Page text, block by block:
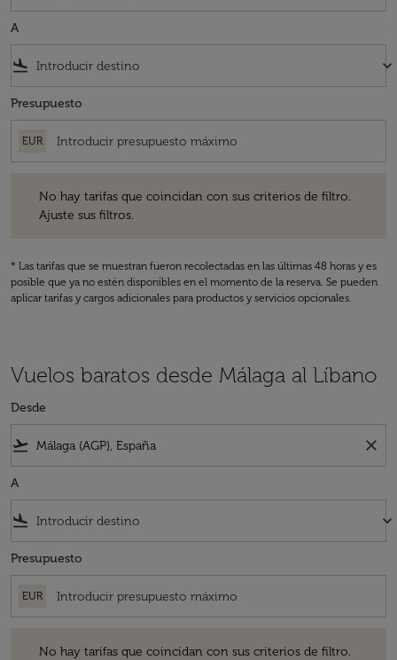
A
flight_land keyboard_arrow_down
Presupuesto
EUR
No hay tarifas que coincidan con sus criterios de filtro.
Ajuste sus filtros.
* Las tarifas que se muestran fueron recolectadas en las últimas 48 horas y es
posible que ya no estén disponibles en el momento de la reserva. Se pueden
aplicar tarifas y cargos adicionales para productos y servicios opcionales.
Vuelos baratos desde Málaga al Líbano
Desde
flight_takeoff close
A
flight_land keyboard_arrow_down
Presupuesto
EUR
No hay tarifas que coincidan con sus criterios de filtro.